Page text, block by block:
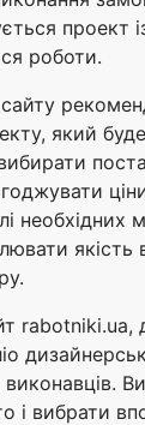
проект
роботи.
який
необхідних
якість
rabotniki.ua,
виконавців.
і вибрати